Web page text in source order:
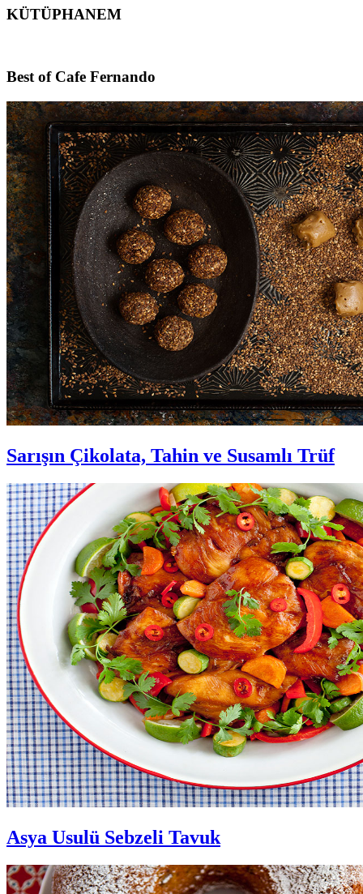
KÜTÜPHANEM
Footer
Best of Cafe Fernando
Sarışın Çikolata, Tahin ve Susamlı Trüf
Asya Usulü Sebzeli Tavuk